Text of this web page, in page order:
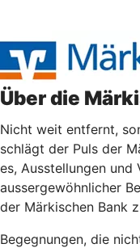
Über die
Nicht weit entfernt,
schlägt der Puls der
es, Ausstellungen und
aussergewöhnlicher
der Märkischen Bank
Begegnungen, die